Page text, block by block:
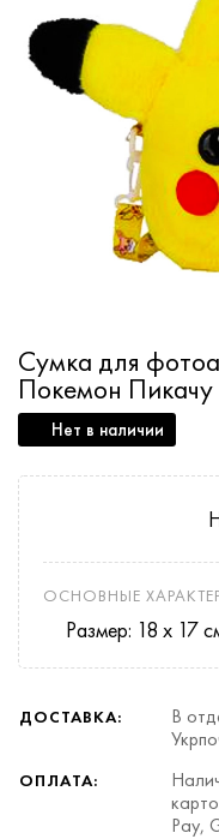
Сумка для
Покемон Пикачу
Нет в наличии
ОСНОВНЫЕ
Размер: 18 х 17
ДОСТАВКА:
В
ОПЛАТА:
Pay,